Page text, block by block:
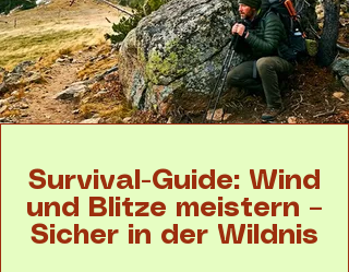
Survival-Guide: Wind
und Blitze meistern –
Sicher in der Wildnis